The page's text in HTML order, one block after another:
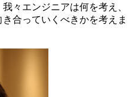
々エンジニアは何を考え、
合っていくべきかを考えま